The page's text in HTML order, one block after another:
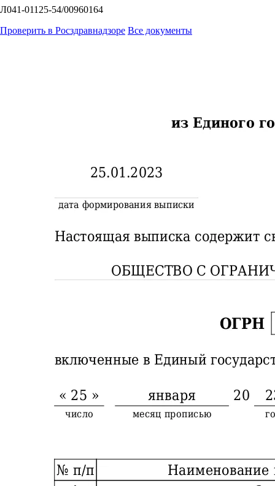
Л041-01125-54/00960164
Проверить в Росздравнадзоре Все документы